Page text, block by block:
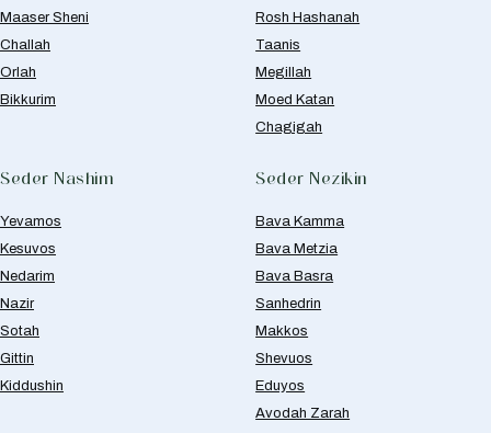
Maaser Sheni
Challah
Orlah
Bikkurim
Rosh Hashanah
Taanis
Megillah
Moed Katan
Chagigah
Seder Nashim
Yevamos
Kesuvos
Nedarim
Nazir
Sotah
Gittin
Kiddushin
Seder Nezikin
Bava Kamma
Bava Metzia
Bava Basra
Sanhedrin
Makkos
Shevuos
Eduyos
Avodah Zarah